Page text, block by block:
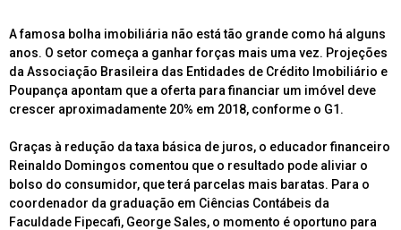
A famosa bolha imobiliária não está tão grande como há alguns
anos. O setor começa a ganhar forças mais uma vez. Projeções
da Associação Brasileira das Entidades de Crédito Imobiliário e
Poupança apontam que a oferta para financiar um imóvel deve
crescer aproximadamente 20% em 2018, conforme o G1.
Graças à redução da taxa básica de juros, o educador financeiro
Reinaldo Domingos comentou que o resultado pode aliviar o
bolso do consumidor, que terá parcelas mais baratas. Para o
coordenador da graduação em Ciências Contábeis da
Faculdade Fipecafi, George Sales, o momento é oportuno para